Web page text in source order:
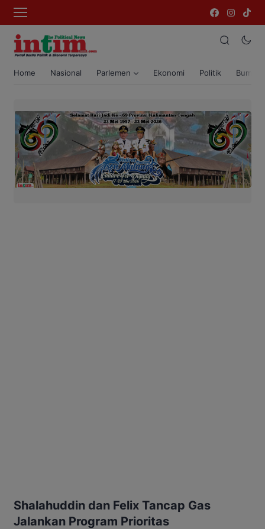
Home Nasional Parlemen Ekonomi Politik Bumi
Shalahuddin dan Felix Tancap Gas
Jalankan Program Prioritas